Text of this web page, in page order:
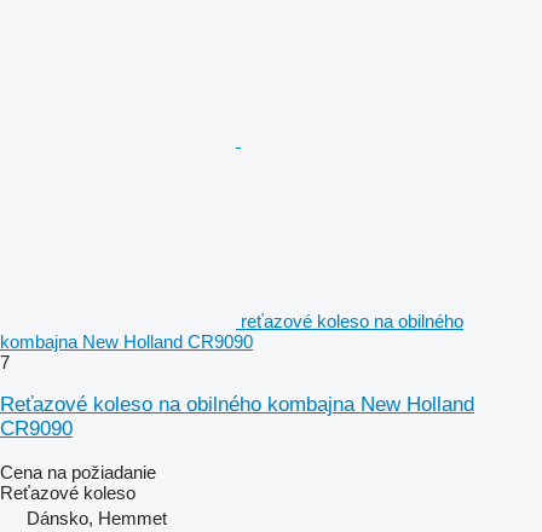
reťazové koleso na obilného
kombajna New Holland CR9090
7
Reťazové koleso na obilného kombajna New Holland
CR9090
Cena na požiadanie
Reťazové koleso
Dánsko, Hemmet